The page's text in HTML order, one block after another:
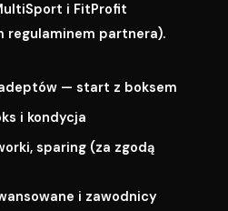
i FitProfit
regulaminem partnera).
— start z boksem
i kondycja
sparing (za zgodą
i zawodnicy